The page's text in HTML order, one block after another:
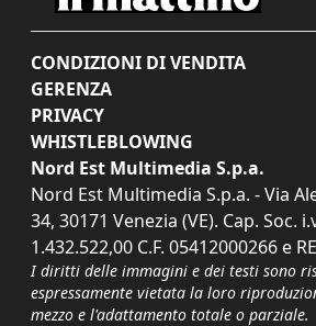
CONDIZIONI DI VENDITA
GERENZA
PRIVACY
WHISTLEBLOWING
Nord Est Multimedia S.p.a.
Nord Est Multimedia S.p.a. - Via
34, 30171 Venezia (VE). Cap. Soc.
1.432.522,00 C.F. 05412000266 e
I diritti delle immagini e dei testi sono
espressamente vietata la loro
mezzo e l'adattamento totale o parziale.